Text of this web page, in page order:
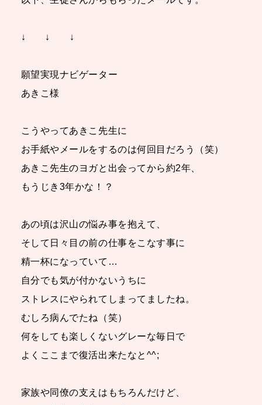
↓ ↓ ↓
願望実現ナビゲーター
あきこ様
こうやってあきこ先生に
お手紙やメールをするのは何回目だろう（笑）
あきこ先生のヨガと出会ってから約2年、
もうじき3年かな！？
あの頃は沢山の悩み事を抱えて、
そして日々目の前の仕事をこなす事に
精一杯になっていて…
自分でも気が付かないうちに
ストレスにやられてしまってましたね。
むしろ病んでたね（笑）
何をしても楽しくないグレーな毎日で
よくここまで復活出来たなと^^;
家族や同僚の支えはもちろんだけど、